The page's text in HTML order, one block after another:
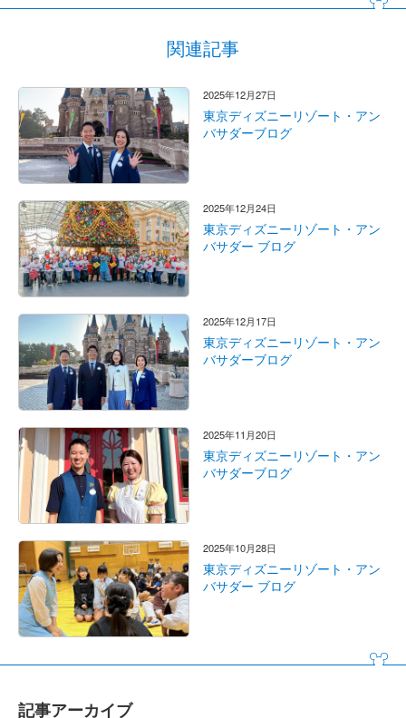
関連記事
2025年12月27日
東京ディズニーリゾート・アン
バサダーブログ
2025年12月24日
東京ディズニーリゾート・アン
バサダー ブログ
2025年12月17日
東京ディズニーリゾート・アン
バサダーブログ
2025年11月20日
東京ディズニーリゾート・アン
バサダーブログ
2025年10月28日
東京ディズニーリゾート・アン
バサダー ブログ
記事アーカイブ